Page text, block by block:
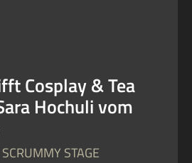
Cosplay & Tea
Hochuli vom
STAGE